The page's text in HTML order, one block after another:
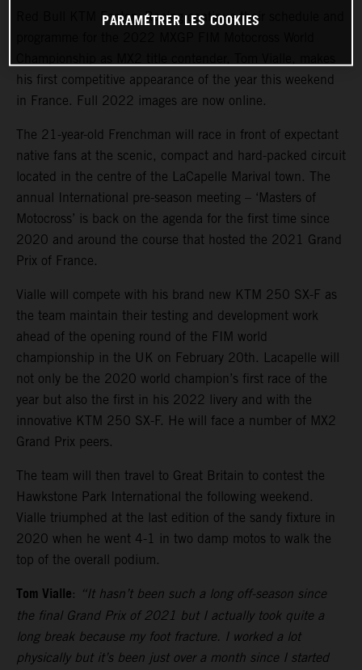
Red Bull KTM Factory Racing continue their schedule and
his first competitive appearance of the year this weekend
in France. Full 2022 images are now online.
The 21-year-old Frenchman will race in front of expectant
native fans at the scenic, compact and hard-packed circuit
located in the centre of the LaCapelle Marival town. The
annual International pre-season meeting – ‘Masters of
Motocross’ is back on the agenda for the first time since
2020 and around the course that hosted the 2021 Grand
Prix of France.
Vialle will compete with his brand new KTM 250 SX-F as
the team maintain their testing and development work
ahead of the opening round of the FIM world
championship in the UK on February 20th. Lacapelle will
not only be the 2020 world champion’s first race of the
year but also the first in his 2022 livery and with the
innovative KTM 250 SX-F. He will face a number of MX2
Grand Prix peers.
The team will then travel to Great Britain to contest the
Hawkstone Park International the following weekend.
Vialle triumphed at the last edition of the sandy fixture in
2020 when he went 4-1 in two damp motos to walk the
top of the overall podium.
Tom Vialle: “It hasn’t been such a long off-season since
the final Grand Prix of 2021 but I actually took quite a
long break because my foot fracture. I worked a lot
physically but it’s been just over a month since I started
PARAMÉTRER LES COOKIES